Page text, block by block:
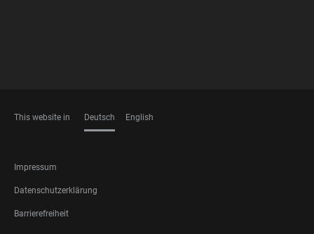
This website in Deutsch English
FOOTER
LEGAL
Impressum
Datenschutzerklärung
Barrierefreiheit